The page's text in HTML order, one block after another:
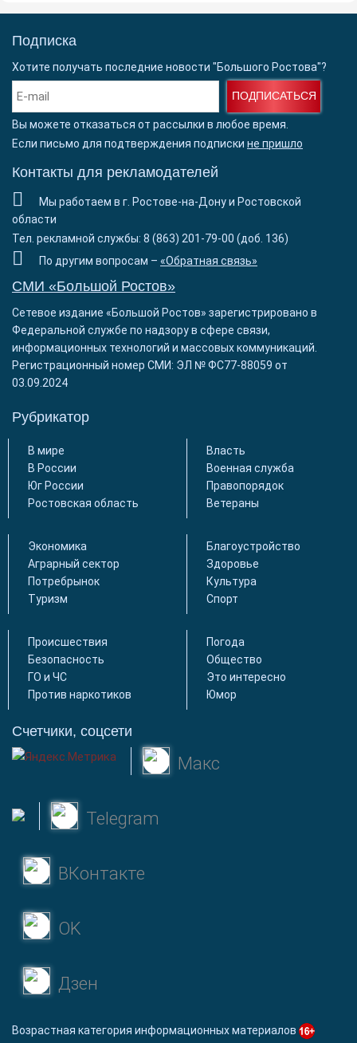
Подписка
Хотите получать последние новости "Большого Ростова"?
ПОДПИСАТЬСЯ
Вы можете отказаться от рассылки в любое время.
Если письмо для подтверждения подписки не пришло
Контакты для рекламодателей
Мы работаем в г. Ростове-на-Дону и Ростовской
области
Тел. рекламной службы: 8 (863) 201-79-00 (доб. 136)
По другим вопросам – «Обратная связь»
СМИ «Большой Ростов»
Сетевое издание «Большой Ростов» зарегистрировано в
Федеральной службе по надзору в сфере связи,
информационных технологий и массовых коммуникаций.
Регистрационный номер СМИ: ЭЛ № ФС77-88059 от
03.09.2024
Рубрикатор
В мире
В России
Юг России
Ростовская область
Власть
Военная служба
Правопорядок
Ветераны
Экономика
Аграрный сектор
Потребрынок
Туризм
Благоустройство
Здоровье
Культура
Спорт
Происшествия
Безопасность
ГО и ЧС
Против наркотиков
Погода
Общество
Это интересно
Юмор
Счетчики, соцсети
Макс
Telegram
ВКонтакте
OK
Дзен
Возрастная категория информационных материалов